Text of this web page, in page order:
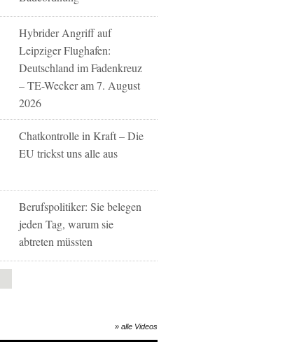
Hybrider Angriff auf
Leipziger Flughafen:
Deutschland im Fadenkreuz
– TE-Wecker am 7. August
2026
Chatkontrolle in Kraft – Die
EU trickst uns alle aus
Berufspolitiker: Sie belegen
jeden Tag, warum sie
abtreten müssten
» alle Videos